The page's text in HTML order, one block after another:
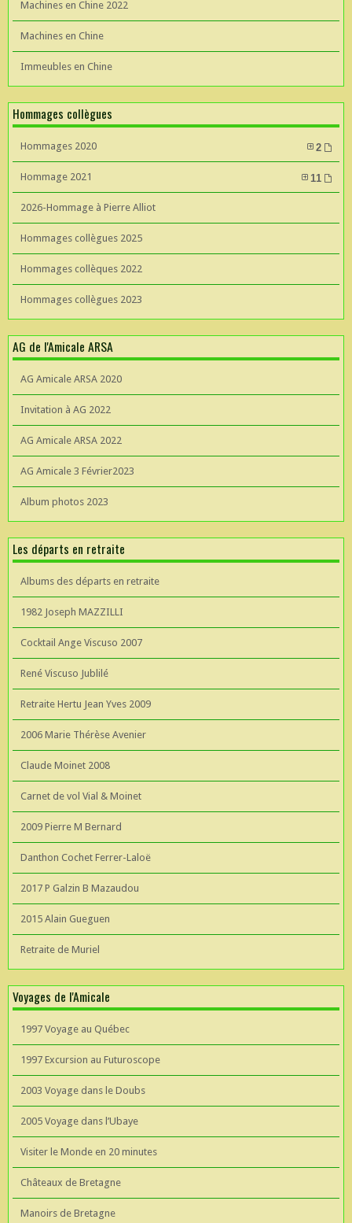
Machines en Chine 2022
Machines en Chine
Immeubles en Chine
Hommages collègues
Hommages 2020 2
Hommage 2021 11
2026-Hommage à Pierre Alliot
Hommages collègues 2025
Hommages collèques 2022
Hommages collègues 2023
AG de l'Amicale ARSA
AG Amicale ARSA 2020
Invitation à AG 2022
AG Amicale ARSA 2022
AG Amicale 3 Février2023
Album photos 2023
Les départs en retraite
Albums des départs en retraite
1982 Joseph MAZZILLI
Cocktail Ange Viscuso 2007
René Viscuso Jublilé
Retraite Hertu Jean Yves 2009
2006 Marie Thérèse Avenier
Claude Moinet 2008
Carnet de vol Vial & Moinet
2009 Pierre M Bernard
Danthon Cochet Ferrer-Laloë
2017 P Galzin B Mazaudou
2015 Alain Gueguen
Retraite de Muriel
Voyages de l'Amicale
1997 Voyage au Québec
1997 Excursion au Futuroscope
2003 Voyage dans le Doubs
2005 Voyage dans l’Ubaye
Visiter le Monde en 20 minutes
Châteaux de Bretagne
Manoirs de Bretagne